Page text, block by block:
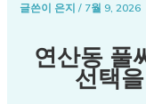
글쓴이 은지/ 7월 9, 2026
연산동 풀
선택